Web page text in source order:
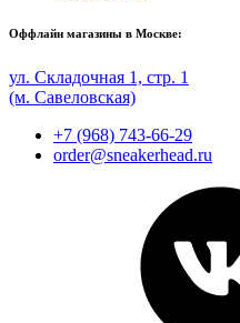
Оффлайн магазины в Москве:
ул. Складочная 1, стр. 1
(м. Савеловская)
+7 (968) 743-66-29
order@sneakerhead.ru